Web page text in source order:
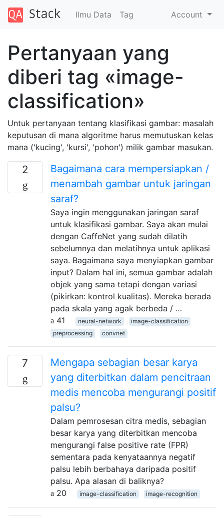
Ilmu Data Tag Account
Pertanyaan yang
diberi tag «image-
classification»
Untuk pertanyaan tentang klasifikasi gambar: masalah
keputusan di mana algoritme harus memutuskan kelas
mana ('kucing', 'kursi', 'pohon') milik gambar masukan.
2
Bagaimana cara mempersiapkan /
menambah gambar untuk jaringan
saraf?
Saya ingin menggunakan jaringan saraf
untuk klasifikasi gambar. Saya akan mulai
dengan CaffeNet yang sudah dilatih
sebelumnya dan melatihnya untuk aplikasi
saya. Bagaimana saya menyiapkan gambar
input? Dalam hal ini, semua gambar adalah
objek yang sama tetapi dengan variasi
(pikirkan: kontrol kualitas). Mereka berada
pada skala yang agak berbeda / …
41
neural-network
image-classification
preprocessing
convnet
7
Mengapa sebagian besar karya
yang diterbitkan dalam pencitraan
medis mencoba mengurangi positif
palsu?
Dalam pemrosesan citra medis, sebagian
besar karya yang diterbitkan mencoba
mengurangi false positive rate (FPR)
sementara pada kenyataannya negatif
palsu lebih berbahaya daripada positif
palsu. Apa alasan di baliknya?
20
image-classification image-recognition